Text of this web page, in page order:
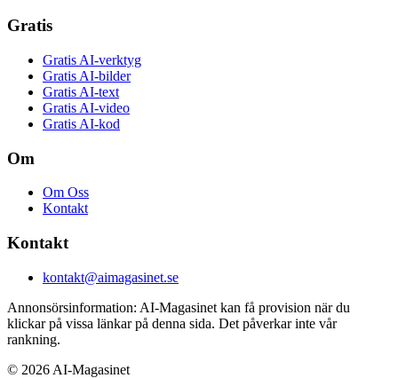
Gratis
Gratis AI-verktyg
Gratis AI-bilder
Gratis AI-text
Gratis AI-video
Gratis AI-kod
Om
Om Oss
Kontakt
Kontakt
kontakt@aimagasinet.se
Annonsörsinformation: AI-Magasinet kan få provision när du
klickar på vissa länkar på denna sida. Det påverkar inte vår
rankning.
© 2026 AI-Magasinet